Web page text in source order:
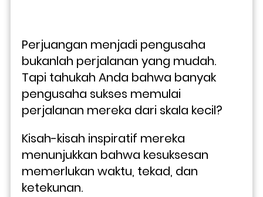
Perjuangan menjadi pengusaha
bukanlah perjalanan yang mudah.
Tapi tahukah Anda bahwa banyak
pengusaha sukses memulai
perjalanan mereka dari skala kecil?
Kisah-kisah inspiratif mereka
menunjukkan bahwa kesuksesan
memerlukan waktu, tekad, dan
ketekunan.